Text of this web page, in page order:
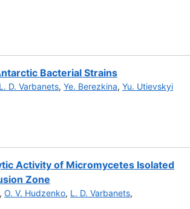
Bacterial Strains
L. D. Varbanets, Ye. Berezkina, Yu. Utievskyi
Activity of Micromycetes Isolated
Zone
, O. V. Hudzenko, L. D. Varbanets,